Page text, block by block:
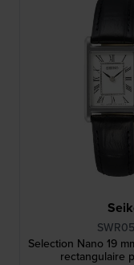
Selection Nano 19
rectangulaire